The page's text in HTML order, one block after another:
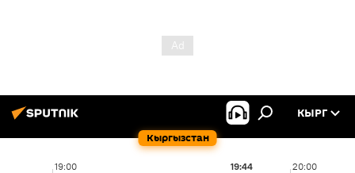
Кыргызстан
КЫРГ
19:00 20:00
19:44